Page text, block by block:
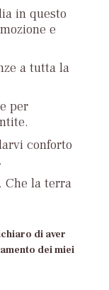
in questo
e
a tutta la
per
conforto
Che la terra
di aver
dei miei